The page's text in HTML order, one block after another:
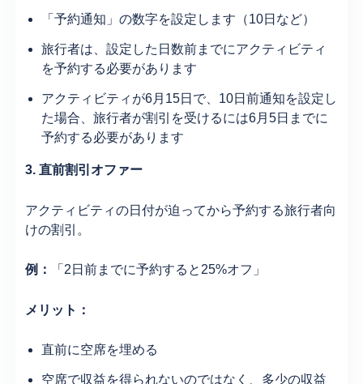
「予約通知」の数字を設定します（10日など）
旅行者は、設定した日数前までにアクティビティ
を予約する必要があります
アクティビティが6月15日で、10日前通知を設定し
た場合、旅行者が割引を受けるには6月5日までに
予約する必要があります
3. 直前割引オファー
アクティビティの日付が迫ってから予約する旅行者向
けの割引。
例： 「2日前までに予約すると25%オフ」
メリット：
直前に空席を埋める
空席で収益を得られないのではなく、多少の収益